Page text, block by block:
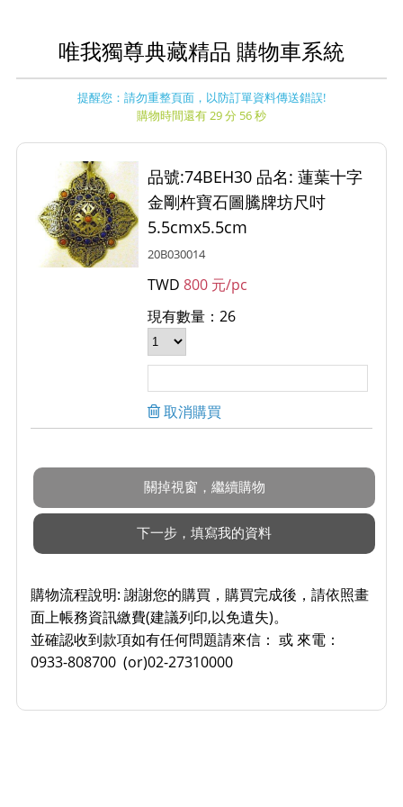
唯我獨尊典藏精品 購物車系統
提醒您：請勿重整頁面，以防訂單資料傳送錯誤!
購物時間還有 29 分 56 秒
品號:74BEH30 品名: 蓮葉十字
金剛杵寶石圖騰牌坊尺吋
5.5cmx5.5cm
20B030014
TWD800 元/pc
現有數量：26
取消購買
購物流程說明: 謝謝您的購買，購買完成後，請依照畫
面上帳務資訊繳費(建議列印,以免遺失)。
並確認收到款項如有任何問題請來信： 或 來電：
0933-808700 (or)02-27310000